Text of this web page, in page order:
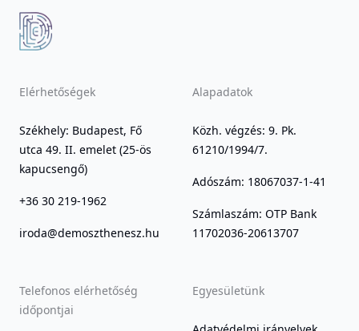
Elérhetőségek
Székhely: Budapest, Fő
utca 49. II. emelet (25-ös
kapucsengő)
+36 30 219-1962
iroda@demoszthenesz.hu
Alapadatok
Közh. végzés: 9. Pk.
61210/1994/7.
Adószám: 18067037-1-41
Számlaszám: OTP Bank
11702036-20613707
Telefonos elérhetőség
időpontjai
Egyesületünk